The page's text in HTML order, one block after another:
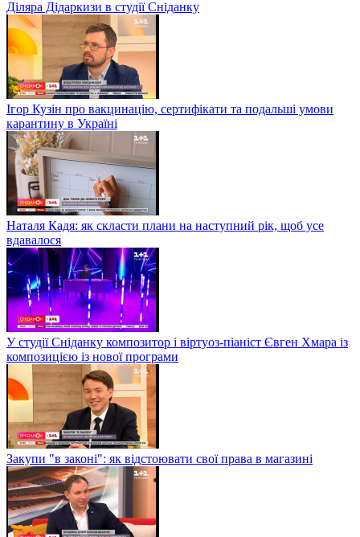
Діляра Дідаркизи в студії Сніданку
Ігор Кузін про вакцинацію, сертифікати та подальші умови
карантину в Україні
Наталя Кадя: як скласти плани на наступний рік, щоб усе
вдавалося
У студії Сніданку композитор і віртуоз-піаніст Євген Хмара із
композицією із нової програми
Закупи "в законі": як відстоювати свої права в магазині